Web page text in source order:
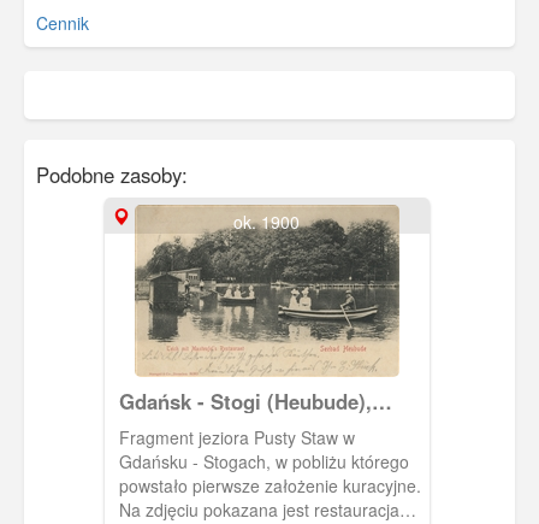
Cennik
Podobne zasoby:
ok. 1900
Gdańsk - Stogi (Heubude),
Pusty Staw (Heidsee)
Fragment jeziora Pusty Staw w
Gdańsku - Stogach, w pobliżu którego
powstało pierwsze założenie kuracyjne.
Na zdjęciu pokazana jest restauracja